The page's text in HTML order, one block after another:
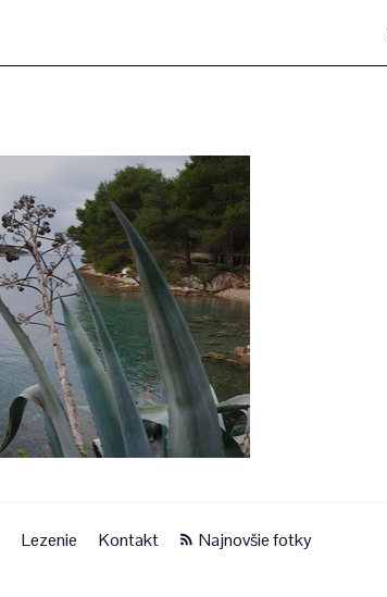
Lezenie Kontakt Najnovšie fotky